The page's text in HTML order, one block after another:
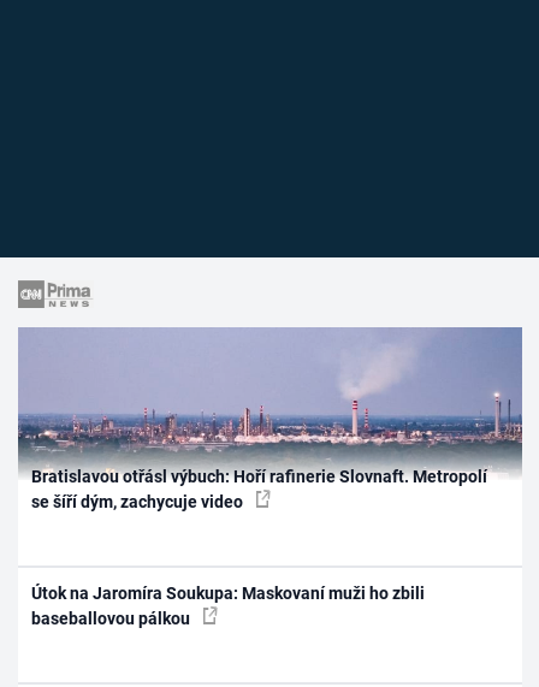
Bratislavou otřásl výbuch: Hoří rafinerie Slovnaft. Metropolí
se šíří dým, zachycuje video
Útok na Jaromíra Soukupa: Maskovaní muži ho zbili
baseballovou pálkou